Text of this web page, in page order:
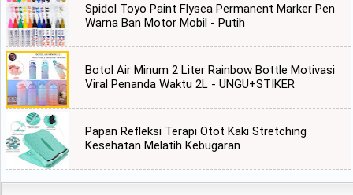
Spidol Toyo Paint Flysea Permanent Marker Pen
Warna Ban Motor Mobil - Putih
Botol Air Minum 2 Liter Rainbow Bottle Motivasi
Viral Penanda Waktu 2L - UNGU+STIKER
Papan Refleksi Terapi Otot Kaki Stretching
Kesehatan Melatih Kebugaran